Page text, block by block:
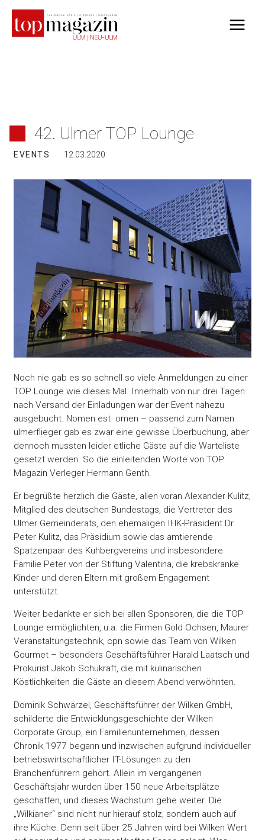
Inhalt
springen
42. Ulmer TOP Lounge
EVENTS 12.03.2020
Noch nie gab es so schnell so viele Anmeldungen zu einer
TOP Lounge wie dieses Mal. Innerhalb von nur drei Tagen
nach Versand der Einladungen war der Event nahezu
ausgebucht. Nomen est omen – passend zum Namen
ulmerflieger gab es zwar eine gewisse Überbuchung, aber
dennoch mussten leider etliche Gäste auf die Warteliste
gesetzt werden. So die einleitenden Worte von TOP
Magazin Verleger Hermann Genth.
Er begrüßte herzlich die Gäste, allen voran Alexander Kulitz,
Mitglied des deutschen Bundestags, die Vertreter des
Ulmer Gemeinderats, den ehemaligen IHK-Präsident Dr.
Peter Kulitz, das Präsidium sowie das amtierende
Spatzenpaar des Kuhbergvereins und insbesondere
Familie Peter von der Stiftung Valentina, die krebskranke
Kinder und deren Eltern mit großem Engagement
unterstützt.
Weiter bedankte er sich bei allen Sponsoren, die die TOP
Lounge ermöglichten, u.a. die Firmen Gold Ochsen, Maurer
Veranstaltungstechnik, cpn sowie das Team von Wilken
Gourmet – besonders Geschäftsführer Harald Laatsch und
Prokurist Jakob Schukraft, die mit kulinarischen
Köstlichkeiten die Gäste an diesem Abend verwöhnten.
Dominik Schwärzel, Geschäftsführer der Wilken GmbH,
schilderte die Entwicklungsgeschichte der Wilken
Corporate Group, ein Familienunternehmen, dessen
Chronik 1977 begann und inzwischen aufgrund individueller
betriebswirtschaftlicher IT-Lösungen zu den
Branchenführern gehört. Allein im vergangenen
Geschäftsjahr wurden über 150 neue Arbeitsplätze
geschaffen, und dieses Wachstum gehe weiter. Die
„Wilkianer“ sind nicht nur hierauf stolz, sondern auch auf
ihre Küche. Denn seit über 25 Jahren wird bei Wilken Wert